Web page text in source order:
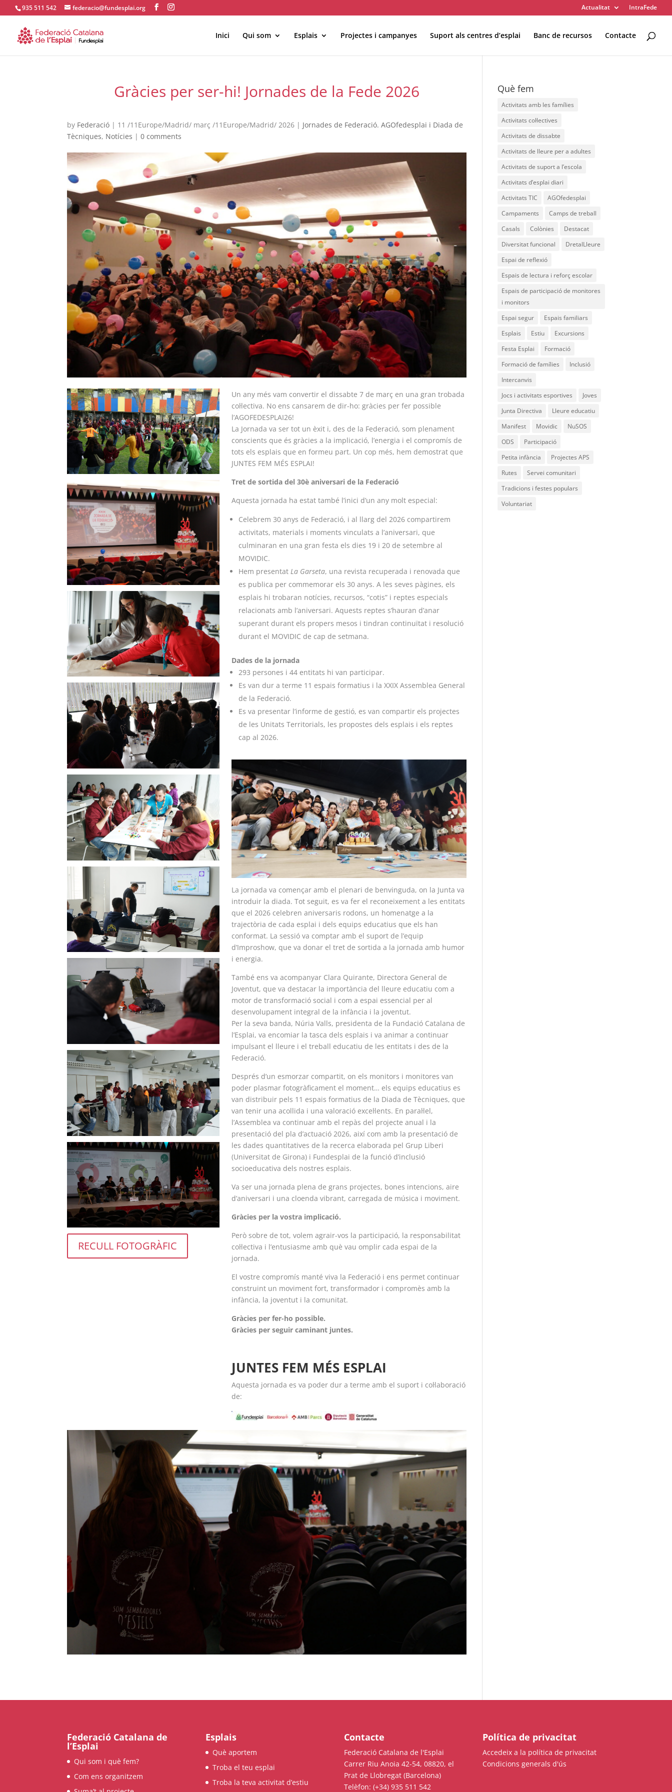
935 511 542 federacio@fundesplai.org Actualitat IntraFede
Inici Qui som Esplais Projectes i campanyes Suport als centres d’esplai Banc de recursos Contacte
Gràcies per ser-hi! Jornades de la Fede 2026
by Federació | 11 /11Europe/Madrid/ març /11Europe/Madrid/ 2026 | Jornades de Federació. AGOfedesplai i Diada de
Tècniques, Notícies |0 comments
RECULL FOTOGRÀFIC
Un any més vam convertir el dissabte 7 de març en una gran trobada
col·lectiva. No ens cansarem de dir-ho: gràcies per fer possible
l’AGOFEDESPLAI26!
La Jornada va ser tot un èxit i, des de la Federació, som plenament
conscients que és gràcies a la implicació, l’energia i el compromís de
tots els esplais que en formeu part. Un cop més, hem demostrat que
JUNTES FEM MÉS ESPLAI!
Tret de sortida del 30è aniversari de la Federació
Aquesta jornada ha estat també l’inici d’un any molt especial:
Celebrem 30 anys de Federació, i al llarg del 2026 compartirem
activitats, materials i moments vinculats a l’aniversari, que
culminaran en una gran festa els dies 19 i 20 de setembre al
MOVIDIC.
Hem presentat La Garseta, una revista recuperada i renovada que
es publica per commemorar els 30 anys. A les seves pàgines, els
esplais hi trobaran notícies, recursos, “cotis” i reptes especials
relacionats amb l’aniversari. Aquests reptes s’hauran d’anar
superant durant els propers mesos i tindran continuïtat i resolució
durant el MOVIDIC de cap de setmana.
Dades de la jornada
293 persones i 44 entitats hi van participar.
Es van dur a terme 11 espais formatius i la XXIX Assemblea General
de la Federació.
Es va presentar l’informe de gestió, es van compartir els projectes
de les Unitats Territorials, les propostes dels esplais i els reptes
cap al 2026.
La jornada va començar amb el plenari de benvinguda, on la Junta va
introduir la diada. Tot seguit, es va fer el reconeixement a les entitats
que el 2026 celebren aniversaris rodons, un homenatge a la
trajectòria de cada esplai i dels equips educatius que els han
conformat. La sessió va comptar amb el suport de l’equip
d’Improshow, que va donar el tret de sortida a la jornada amb humor
i energia.
També ens va acompanyar Clara Quirante, Directora General de
Joventut, que va destacar la importància del lleure educatiu com a
motor de transformació social i com a espai essencial per al
desenvolupament integral de la infància i la joventut.
Per la seva banda, Núria Valls, presidenta de la Fundació Catalana de
l’Esplai, va encomiar la tasca dels esplais i va animar a continuar
impulsant el lleure i el treball educatiu de les entitats i des de la
Federació.
Després d’un esmorzar compartit, on els monitors i monitores van
poder plasmar fotogràficament el moment… els equips educatius es
van distribuir pels 11 espais formatius de la Diada de Tècniques, que
van tenir una acollida i una valoració excel·lents. En paral·lel,
l’Assemblea va continuar amb el repàs del projecte anual i la
presentació del pla d’actuació 2026, així com amb la presentació de
les dades quantitatives de la recerca elaborada pel Grup Liberi
(Universitat de Girona) i Fundesplai de la funció d’inclusió
socioeducativa dels nostres esplais.
Va ser una jornada plena de grans projectes, bones intencions, aire
d’aniversari i una cloenda vibrant, carregada de música i moviment.
Gràcies per la vostra implicació.
Però sobre de tot, volem agrair-vos la participació, la responsabilitat
col·lectiva i l’entusiasme amb què vau omplir cada espai de la
jornada.
El vostre compromís manté viva la Federació i ens permet continuar
construint un moviment fort, transformador i compromès amb la
infància, la joventut i la comunitat.
Gràcies per fer-ho possible.
Gràcies per seguir caminant juntes.
JUNTES FEM MÉS ESPLAI
Aquesta jornada es va poder dur a terme amb el suport i col·laboració
de:
Què fem
Activitats amb les famílies
Activitats col·lectives
Activitats de dissabte
Activitats de lleure per a adultes
Activitats de suport a l’escola
Activitats d’esplai diari
Activitats TIC
AGOfedesplai
Campaments
Camps de treball
Casals
Colònies
Destacat
Diversitat funcional
DretalLleure
Espai de reflexió
Espais de lectura i reforç escolar
Espais de participació de monitores
i monitors
Espai segur
Espais familiars
Esplais
Estiu
Excursions
Festa Esplai
Formació
Formació de famílies
Inclusió
Intercanvis
Jocs i activitats esportives
Joves
Junta Directiva
Lleure educatiu
Manifest
Movidic
NuSOS
ODS
Participació
Petita infància
Projectes APS
Rutes
Servei comunitari
Tradicions i festes populars
Voluntariat
Federació Catalana de
l’Esplai
Qui som i què fem?
Com ens organitzem
Esplais
Què aportem
Troba el teu esplai
Troba la teva activitat d’estiu
Contacte
Federació Catalana de l'Esplai
Carrer Riu Anoia 42-54, 08820, el
Prat de Llobregat (Barcelona)
Telèfon: (+34) 935 511 542
Política de privacitat
Accedeix a la política de privacitat
Condicions generals d'ús
ACTIVITATS D'ESTIU MÓN ESCOLAR ALBERG CENTRE ESPLAI FORMACIÓ
CASES DE COLÒNIES ACCIÓ SOCIAL I JOVES ESPLAIS SUPORT TERCER SECTOR
CONEIX FUNDESPLAI
La Fundació
L'equip
Missió i valors
Els comptes clars
Memòria d'activitats
Proposta educativa
ACTUALITAT
Notícies
Butlletins
Diari de la Fundació
Fundesplai als mitjans
Xarxes socials
Fes voluntariat
Treballa amb nosaltres